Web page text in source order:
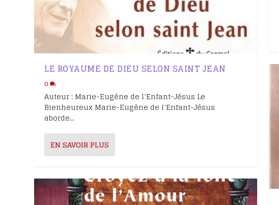
LE ROYAUME DE DIEU SELON SAINT JEAN
0
Auteur : Marie-Eugène de l’Enfant-Jésus Le
Bienheureux Marie-Eugène de l’Enfant-Jésus
aborde...
EN SAVOIR PLUS